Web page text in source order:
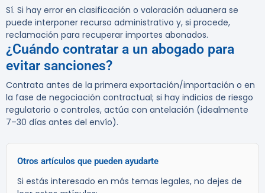
Sí. Si hay error en clasificación o valoración aduanera se
puede interponer recurso administrativo y, si procede,
reclamación para recuperar importes abonados.
¿Cuándo contratar a un abogado para
evitar sanciones?
Contrata antes de la primera exportación/importación o en
la fase de negociación contractual; si hay indicios de riesgo
regulatorio o controles, actúa con antelación (idealmente
7–30 días antes del envío).
Otros artículos que pueden ayudarte
Si estás interesado en más temas legales, no dejes de